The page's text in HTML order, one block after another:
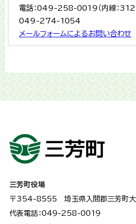
電話：049-258-0019（内線：
049-274-1054
メールフォームによるお問い合わせ
三芳町役場
〒354-8555 埼玉県入間郡三芳町
代表電話：049-258-0019